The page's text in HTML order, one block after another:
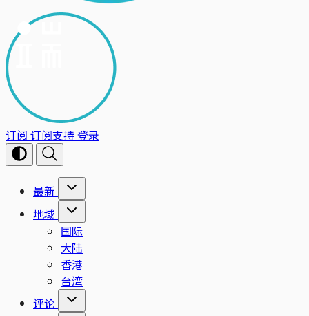
订阅 订阅支持登录
最新
地域
国际
大陆
香港
台湾
评论